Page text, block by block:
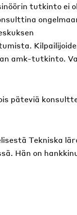
tutkinto ei
amk-tutkinto.
päteviä
Tekniska
Hän on